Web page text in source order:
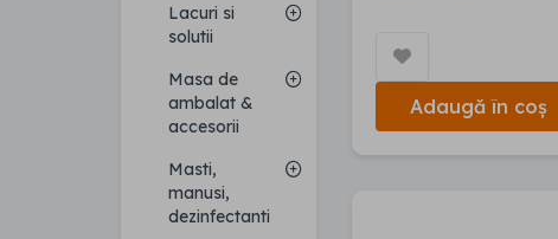
Lacuri si
solutii
Masa de
ambalat &
accesorii
Masti,
manusi,
dezinfectanti
Adaugă în coș